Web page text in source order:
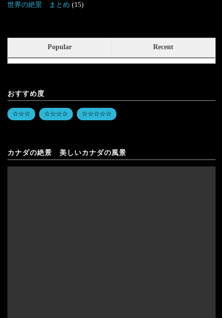
世界の絶景 まとめ (15)
Popular Recent
おすすめ度
☆☆☆ ☆☆☆☆ ☆☆☆☆☆
カナダの絶景 美しいカナダの風景